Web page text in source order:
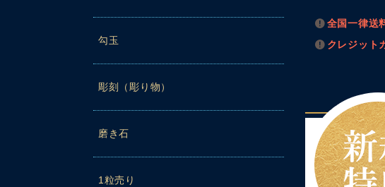
勾玉
彫刻（彫り物）
磨き石
1粒売り
全国一律送
クレジット